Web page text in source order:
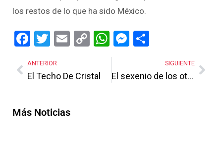
los restos de lo que ha sido México.
Facebook
Twitter
EmailCopy
Link
WhatsApp
Messenger
ANTERIOR
El Techo De Cristal
SIGUIENTE
El sexenio de los otros datos
Más Noticias